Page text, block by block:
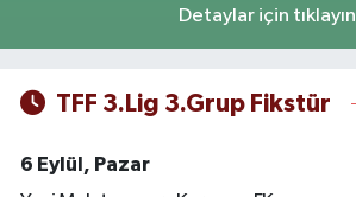
Detaylar için tıklayın
TFF 3.Lig 3.Grup Fikstür
6 Eylül, Pazar